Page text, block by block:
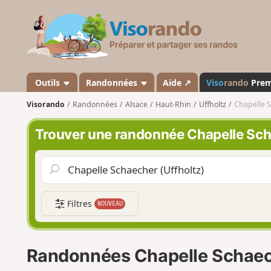
s
a
n
d
o
Outils Randonnées Aide ↗ Visorando
Visorando Randonnées Alsace Haut-Rhin Uffholtz Chapelle
Trouver une randonnée Chapelle
Filtres NOUVEAU
Randonnées Chapelle